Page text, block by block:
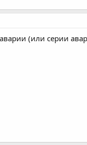
(или серии